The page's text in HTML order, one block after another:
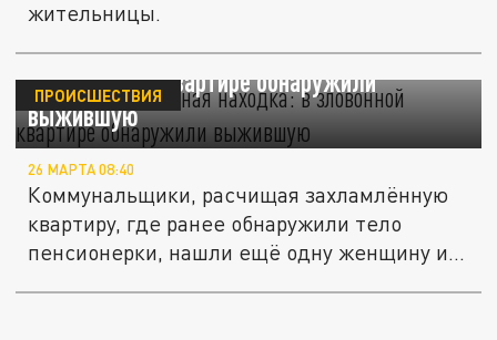
жительницы.
Тело и неожиданная находка: в
"зловонной" квартире обнаружили
выжившую
ПРОИСШЕСТВИЯ
26 МАРТА 08:40
Коммунальщики, расчищая захламлённую
квартиру, где ранее обнаружили тело
пенсионерки, нашли ещё одну женщину и...